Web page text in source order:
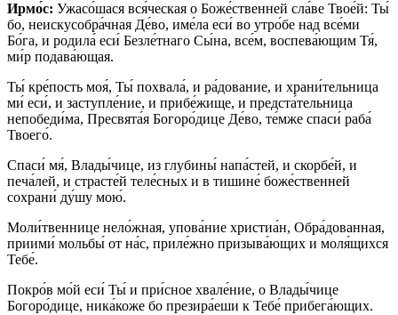
Ирмо́с: Ужасо́шася вся́ческая о Боже́ственней сла́ве Твое́й: Ты́
бо, неискусобра́чная Де́во, име́ла еси́ во утро́бе над все́ми
Бо́га, и родила́ еси́ Безле́тнаго Сы́на, все́м, воспева́ющим Тя́,
ми́р подава́ющая.
Ты́ кре́пость моя́, Ты́ похвала́, и ра́дование, и храни́тельница
ми́ еси́, и заступле́ние, и прибе́жище, и предста́тельница
непобеди́ма, Пресвята́я Богоро́дице Де́во, те́мже спаси́ раба́
Твоего́.
Спаси́ мя́, Влады́чице, из глубины́ напа́стей, и скорбе́й, и
печа́лей, и страсте́й теле́сных и в тишине́ боже́ственней
сохрани́ ду́шу мою́.
Моли́твеннице нело́жная, упова́ние христиа́н, Обра́дованная,
приими́ мольбы́ от на́с, приле́жно призыва́ющих и моля́щихся
Тебе́.
Покро́в мо́й еси́ Ты́ и при́сное хвале́ние, о Влады́чице
Богоро́дице, ника́коже бо презира́еши к Тебе́ прибега́ющих.